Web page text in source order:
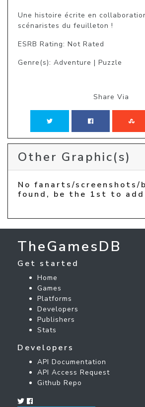
Une histoire écrite en
scénaristes du feuilleton !
ESRB Rating: Not Rated
Genre(s): Adventure | Puzzle
Share Via
Other Graphic(s)
No fanarts/screenshots/
found, be the 1st to add
TheGamesDB
Get started
Home
Games
Platforms
Developers
Publishers
Stats
Developers
API Documentation
API Access Request
Github Repo